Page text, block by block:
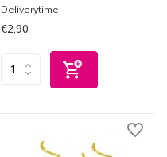
Deliverytime
€2,90